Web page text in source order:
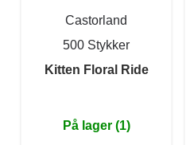
Castorland
500 Stykker
Kitten Floral Ride
På lager (1)